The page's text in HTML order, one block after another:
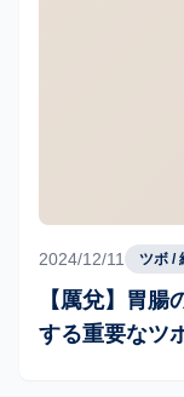
2024/12/11 ツボ /
【厲兌】胃
する重要なツ